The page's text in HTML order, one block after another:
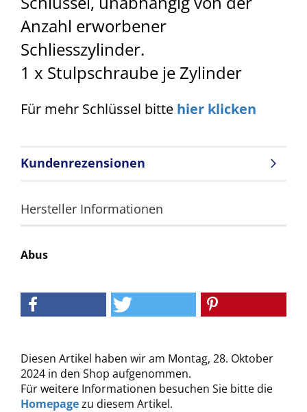
Anzahl erworbener
Schliesszylinder.
1 x Stulpschraube je Zylinder
Für mehr Schlüssel bitte hier klicken
Kundenrezensionen
Hersteller Informationen
Abus
Diesen Artikel haben wir am Montag, 28. Oktober
2024 in den Shop aufgenommen.
Für weitere Informationen besuchen Sie bitte die
Homepagezu diesem Artikel.